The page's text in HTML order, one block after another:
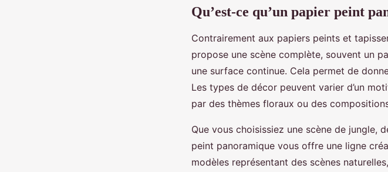
Qu’est-ce qu’un papier peint
Contrairement aux papiers peints et
propose une scène complète, souvent un
une surface continue. Cela permet de
Les types de décor peuvent varier d’un
par des thèmes floraux ou des
Que vous choisissiez une scène de jungle,
peint panoramique vous offre une ligne
modèles représentant des scènes